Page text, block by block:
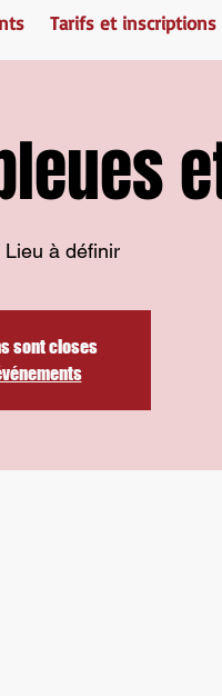
Tarifs et inscriptions
Lieu à définir
sont closes